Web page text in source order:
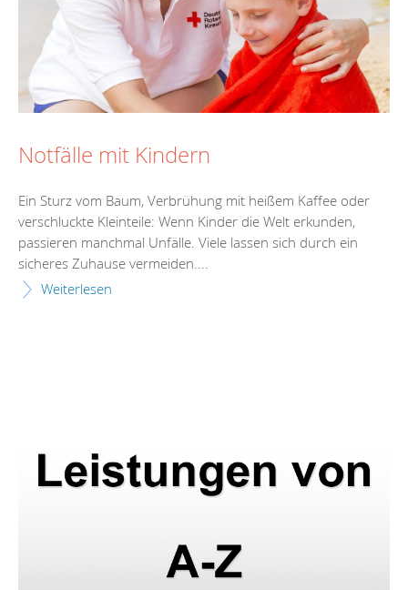
Notfälle mit Kindern
Ein Sturz vom Baum, Verbrühung mit heißem Kaffee oder
verschluckte Kleinteile: Wenn Kinder die Welt erkunden,
passieren manchmal Unfälle. Viele lassen sich durch ein
sicheres Zuhause vermeiden....
Weiterlesen